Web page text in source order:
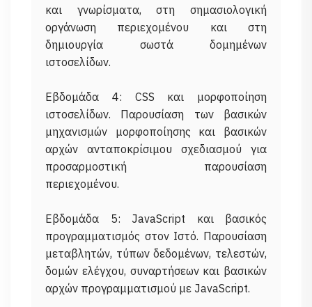
και γνωρίσματα, στη σημασιολογική
οργάνωση περιεχομένου και στη
δημιουργία σωστά δομημένων
ιστοσελίδων.
Εβδομάδα 4: CSS και μορφοποίηση
ιστοσελίδων. Παρουσίαση των βασικών
μηχανισμών μορφοποίησης και βασικών
αρχών ανταποκρίσιμου σχεδιασμού για
προσαρμοστική παρουσίαση
περιεχομένου.
Εβδομάδα 5: JavaScript και βασικός
προγραμματισμός στον Ιστό. Παρουσίαση
μεταβλητών, τύπων δεδομένων, τελεστών,
δομών ελέγχου, συναρτήσεων και βασικών
αρχών προγραμματισμού με JavaScript.